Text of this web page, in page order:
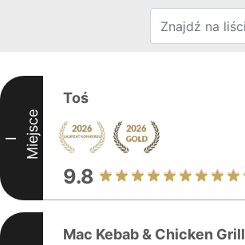
I Miejsce
Toś
9.8
Mac Kebab & Chicken Grill